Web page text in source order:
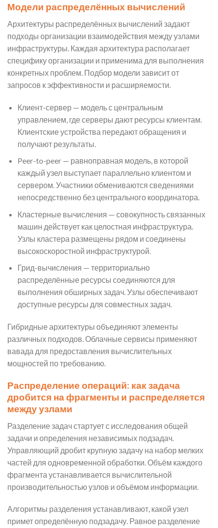
Модели распределённых вычислений
Архитектуры распределённых вычислений задают
подходы организации взаимодействия между узлами
инфраструктуры. Каждая архитектура располагает
специфику организации и применима для выполнения
конкретных проблем. Подбор модели зависит от
запросов к эффективности и расширяемости.
Клиент-сервер — модель с центральным
управлением, где серверы дают ресурсы клиентам.
Клиентские устройства передают обращения и
получают результаты.
Peer-to-peer — равноправная модель, в которой
каждый узел выступает параллельно клиентом и
сервером. Участники обмениваются сведениями
непосредственно без центрального координатора.
Кластерные вычисления — совокупность связанных
машин действует как целостная инфраструктура.
Узлы кластера размещены рядом и соединены
высокоскоростной инфраструктурой.
Грид-вычисления — территориально
распределённые ресурсы соединяются для
выполнения обширных задач. Узлы обеспечивают
доступные ресурсы для совместных задач.
Гибридные архитектуры объединяют элементы
различных подходов. Облачные сервисы применяют
вавада для предоставления вычислительных
мощностей по требованию.
Распределение операций: как задача
дробится на фрагменты и распределяется
между узлами
Разделение задач стартует с исследования общей
задачи и определения независимых подзадач.
Управляющий дробит крупную задачу на набор мелких
частей для одновременной обработки. Объём каждого
фрагмента устанавливается вычислительной
производительностью узлов и объёмом информации.
Алгоритмы разделения устанавливают, какой узел
примет определённую подзадачу. Равное разделение